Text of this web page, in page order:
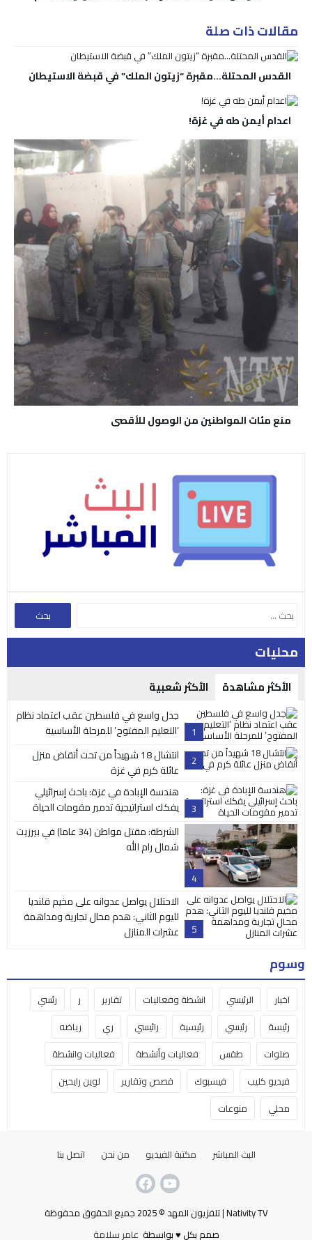
مقالات ذات صلة
القدس المحتلة…مقبرة “زيتون الملك” في قبضة الاستيطان
اعدام أيمن طه في غزة!
منع مئات المواطنين من الوصول للأقصى
محليات
الأكثر مشاهدة الأكثر شعبية
1
جدل واسع في فلسطين عقب اعتماد نظام
‘التعليم المفتوح’ للمرحلة الأساسية
2
انتشال 18 شهيداً من تحت أنقاض منزل
عائلة كرم في غزة
3
هندسة الإبادة في غزة: باحث إسرائيلي
يفكك استراتيجية تدمير مقومات الحياة
4
الشرطة: مقتل مواطن (34 عاما) في بيرزيت
شمال رام الله
5
الاحتلال يواصل عدوانه على مخيم قلنديا
لليوم الثاني: هدم محال تجارية ومداهمة
عشرات المنازل
وسوم
اخبار الرئيسي انشطة وفعاليات تقارير ر
رئسي
رئيسة
رئيسي رئيسية رائيسي ري
رياضه
صلوات
طقس فعاليات وأنشطة
فعاليات وانشطة
فيديو كليب
فيسبوك قصص وتقارير
لوين رايحين
محلي
منوعات
البث المباشر مكتبة الفيديو من نحن اتصل بنا
Nativity TV | تلفزيون المهد © 2025 جميع الحقوق محفوظة
صمم بكل ♥ بواسطة عامر سلامة